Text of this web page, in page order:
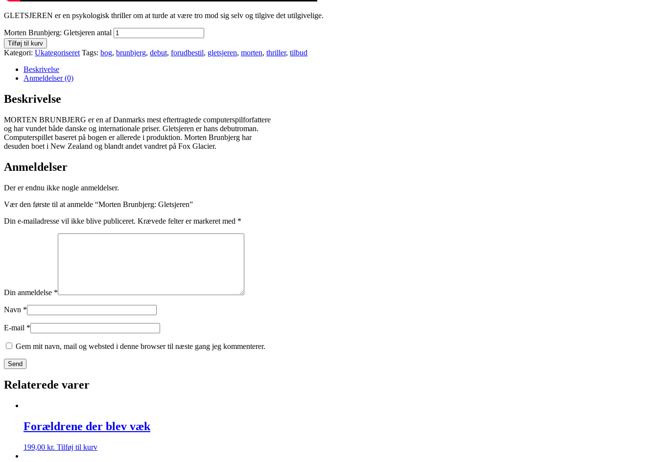
GLETSJEREN er en psykologisk thriller om at turde at være tro mod sig selv og tilgive det utilgivelige.
Morten Brunbjerg: Gletsjeren antal
Tilføj til kurv
Kategori: Ukategoriseret Tags: bog, brunbjerg, debut, forudbestil, gletsjeren, morten, thriller, tilbud
Beskrivelse
Anmeldelser (0)
Beskrivelse
MORTEN BRUNBJERG er en af Danmarks mest eftertragtede computerspilforfattere
og har vundet både danske og internationale priser. Gletsjeren er hans debutroman.
Computerspillet baseret på bogen er allerede i produktion. Morten Brunbjerg har
desuden boet i New Zealand og blandt andet vandret på Fox Glacier.
Anmeldelser
Der er endnu ikke nogle anmeldelser.
Vær den første til at anmelde “Morten Brunbjerg: Gletsjeren”
Din e-mailadresse vil ikke blive publiceret. Krævede felter er markeret med *
Din anmeldelse *
Navn *
E-mail *
Gem mit navn, mail og websted i denne browser til næste gang jeg kommenterer.
Relaterede varer
Forældrene der blev væk
199,00 kr. Tilføj til kurv